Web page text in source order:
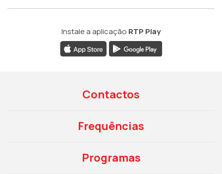
Instale a aplicação RTP Play
Contactos
Frequências
Programas